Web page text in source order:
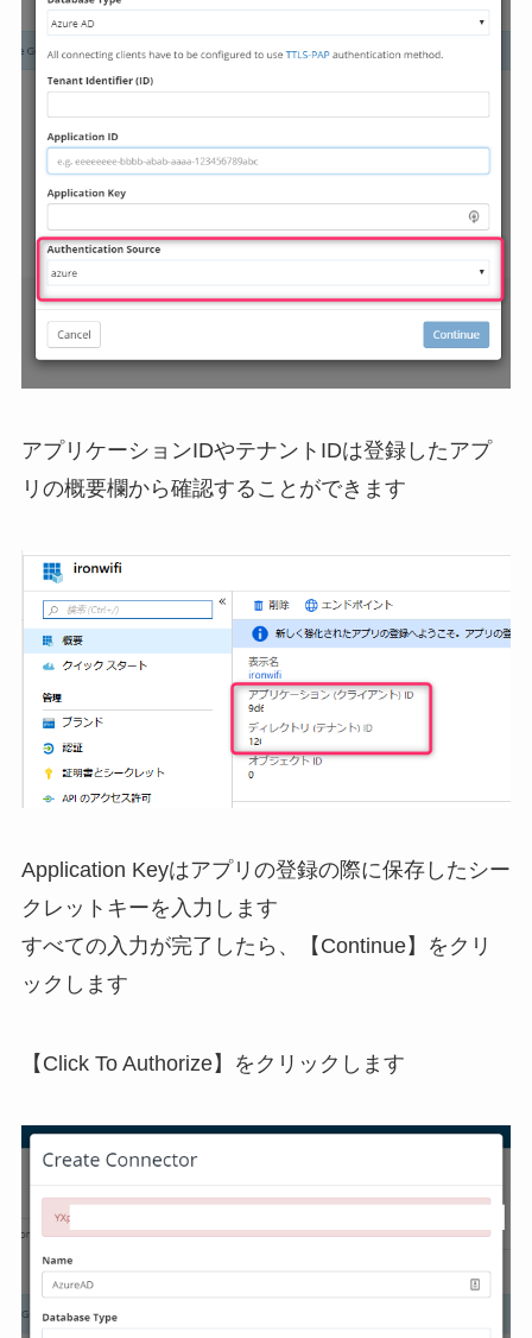
アプリケーションIDやテナントIDは登録したアプ
リの概要欄から確認することができます
Application Keyはアプリの登録の際に保存したシー
クレットキーを入力します
すべての入力が完了したら、【Continue】をクリ
ックします
【Click To Authorize】をクリックします